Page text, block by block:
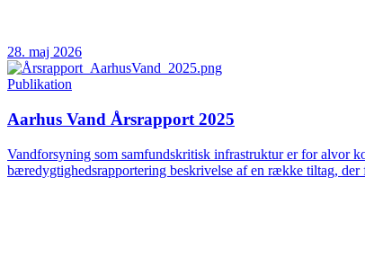
28. maj 2026
Publikation
Aarhus Vand Årsrapport 2025
Vandforsyning som samfundskritisk infrastruktur er for alvor
bæredygtighedsrapportering beskrivelse af en række tiltag,